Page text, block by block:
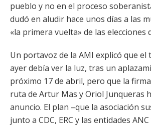
pueblo y no en el proceso
dudó en aludir hace unos días a las
«la primera vuelta» de las elecciones
Un portavoz de la AMI explicó que
ayer debía ver la luz, tras un
próximo 17 de abril, pero que la
ruta de Artur Mas y Oriol Junqueras
anuncio. El plan –que la asociación
junto a CDC, ERC y las entidades